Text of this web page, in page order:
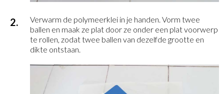
Verwarm de polymeerklei in je handen. Vorm twee
ballen en maak ze plat door ze onder een plat voorwerp
te rollen, zodat twee ballen van dezelfde grootte en
dikte ontstaan.